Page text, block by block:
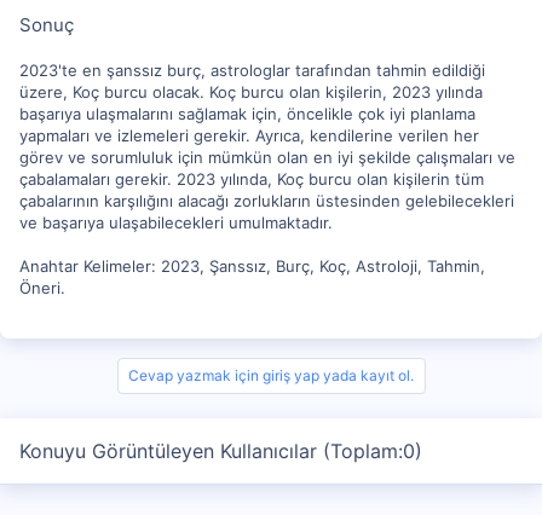
Sonuç
2023'te en şanssız burç, astrologlar tarafından tahmin edildiği
üzere, Koç burcu olacak. Koç burcu olan kişilerin, 2023 yılında
başarıya ulaşmalarını sağlamak için, öncelikle çok iyi planlama
yapmaları ve izlemeleri gerekir. Ayrıca, kendilerine verilen her
görev ve sorumluluk için mümkün olan en iyi şekilde çalışmaları ve
çabalamaları gerekir. 2023 yılında, Koç burcu olan kişilerin tüm
çabalarının karşılığını alacağı zorlukların üstesinden gelebilecekleri
ve başarıya ulaşabilecekleri umulmaktadır.
Anahtar Kelimeler: 2023, Şanssız, Burç, Koç, Astroloji, Tahmin,
Öneri.
Cevap yazmak için giriş yap yada kayıt ol.
Konuyu Görüntüleyen Kullanıcılar (Toplam:0)